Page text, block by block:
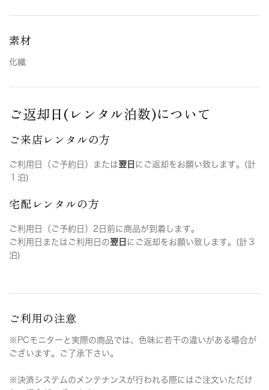
素材
化繊
ご返却日(レンタル泊数)について
ご来店レンタルの方
ご利用日（ご予約日）または翌日 にご返却をお願い致します。(計
１泊)
宅配レンタルの方
ご利用日（ご予約日）2日前に商品が到着します。
ご利用日またはご利用日の翌日 にご返却をお願い致します。(計３
泊)
ご利用の注意
※PCモニターと実際の商品では、色味に若干の違いがある場合が
ございます。ご了承下さい。
※決済システムのメンテナンスが行われる際にはご注文いただけ